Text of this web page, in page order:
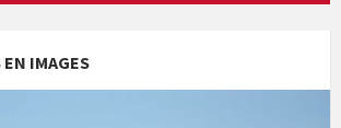
EN IMAGES